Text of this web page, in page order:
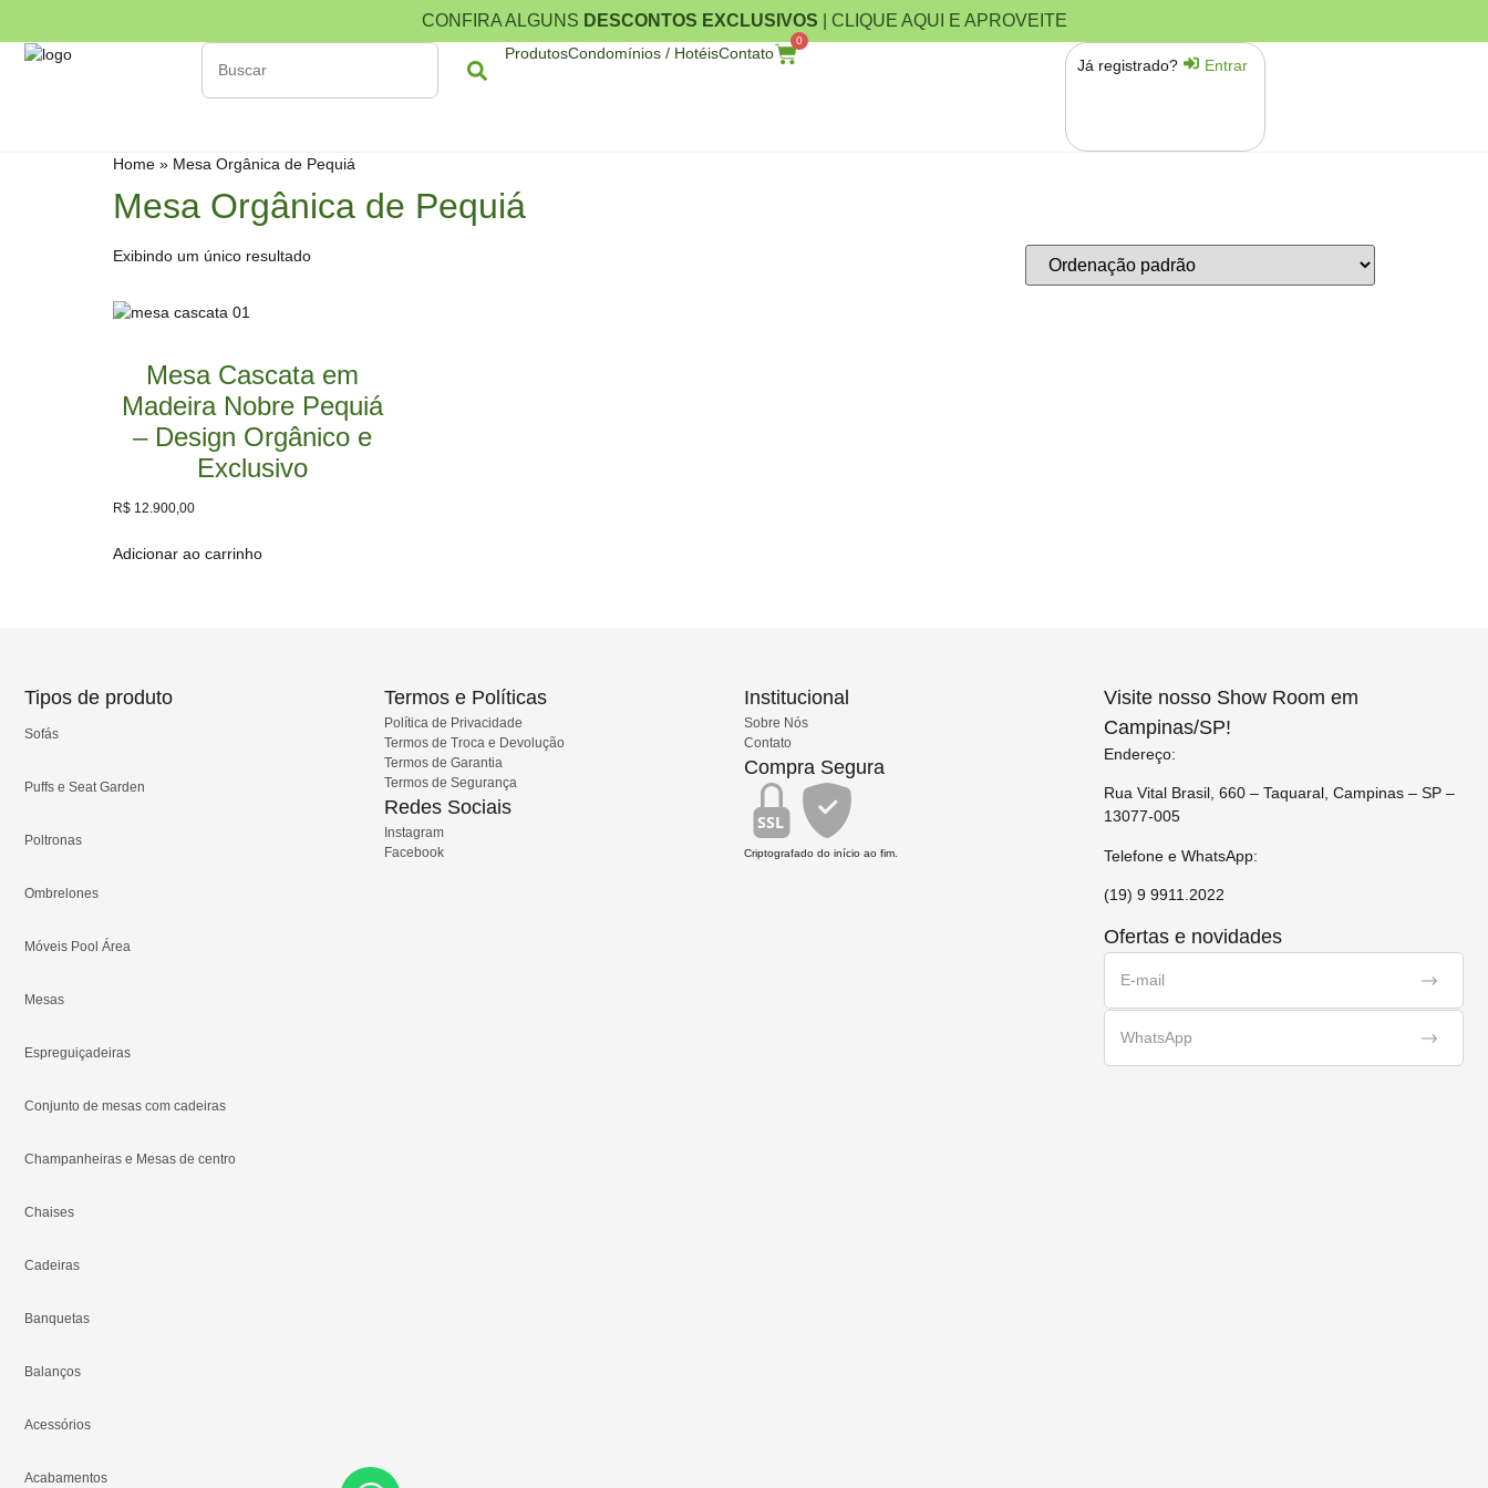
CONFIRA ALGUNS DESCONTOS EXCLUSIVOS | CLIQUE AQUI E APROVEITE
ProdutosCondomínios / HotéisContato
0
Já registrado? Entrar
Home » Mesa Orgânica de Pequiá
Mesa Orgânica de Pequiá
Exibindo um único resultado
Mesa Cascata em
Madeira Nobre Pequiá
– Design Orgânico e
Exclusivo
R$ 12.900,00
Adicionar ao carrinho
Tipos de produto
Sofás
Puffs e Seat Garden
Poltronas
Ombrelones
Móveis Pool Área
Mesas
Espreguiçadeiras
Conjunto de mesas com cadeiras
Champanheiras e Mesas de centro
Chaises
Cadeiras
Banquetas
Balanços
Acessórios
Acabamentos
Termos e Políticas
Política de Privacidade
Termos de Troca e Devolução
Termos de Garantia
Termos de Segurança
Redes Sociais
Instagram
Facebook
Institucional
Sobre Nós
Contato
Compra Segura
SSL
Criptografado do início ao fim.
Visite nosso Show Room em
Campinas/SP!
Endereço:
Rua Vital Brasil, 660 – Taquaral, Campinas – SP –
13077-005
Telefone e WhatsApp:
(19) 9 9911.2022
Ofertas e novidades